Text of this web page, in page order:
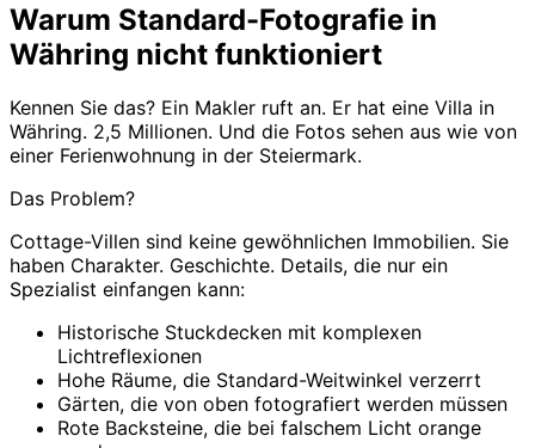
Warum Standard-Fotografie in
Währing nicht funktioniert
Kennen Sie das? Ein Makler ruft an. Er hat eine Villa in
Währing. 2,5 Millionen. Und die Fotos sehen aus wie von
einer Ferienwohnung in der Steiermark.
Das Problem?
Cottage-Villen sind keine gewöhnlichen Immobilien. Sie
haben Charakter. Geschichte. Details, die nur ein
Spezialist einfangen kann:
Historische Stuckdecken mit komplexen
Lichtreflexionen
Hohe Räume, die Standard-Weitwinkel verzerrt
Gärten, die von oben fotografiert werden müssen
Rote Backsteine, die bei falschem Licht orange